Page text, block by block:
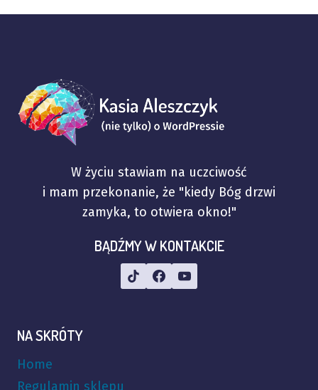
W życiu stawiam na uczciwość
i mam przekonanie, że "kiedy Bóg drzwi
zamyka, to otwiera okno!"
BĄDŹMY W KONTAKCIE
NA SKRÓTY
Home
Regulamin sklepu